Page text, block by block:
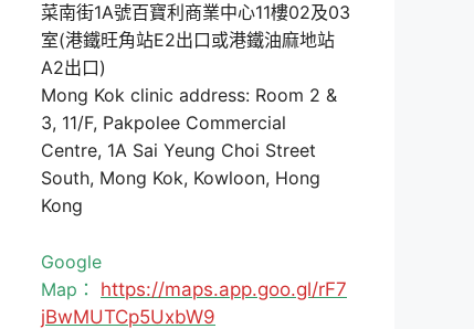
菜南街1A號百寶利商業中心11樓02及03
室(港鐵旺角站E2出口或港鐵油麻地站
A2出口)
Mong Kok clinic address: Room 2 &
3, 11/F, Pakpolee Commercial
Centre, 1A Sai Yeung Choi Street
South, Mong Kok, Kowloon, Hong
Kong
Google
Map： https://maps.app.goo.gl/rF7
jBwMUTCp5UxbW9